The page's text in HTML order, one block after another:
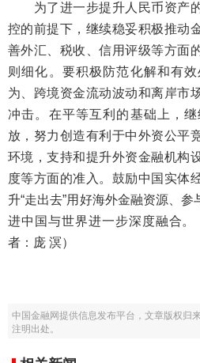
为了进一步提升人民币资产的
控的前提下，继续稳妥积极推动
善外汇、税收、信用评级等方面
则细化。要积极防范化解和有
为、跨境资金流动波动和离岸市
冲击。在平等互利的基础上，
放，努力创造有利于中外资公平
环境，支持和提升外资金融机构
度等方面的准入。鼓励中国实体
升“走出去”用好海外金融资源、
进中国与世界进一步深度融合
者：庞 溟）
中国金融网提供信息发布平台，文章版权归
注明出处。